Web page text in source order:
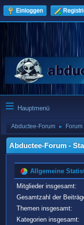
Einloggen
Hauptmenü
Abductee-Forum ► Forum
Abductee-Forum -
Allgemeine
Mitglieder insgesamt:
Gesamtzahl der
Themen insgesamt:
Kategorien insgesamt: